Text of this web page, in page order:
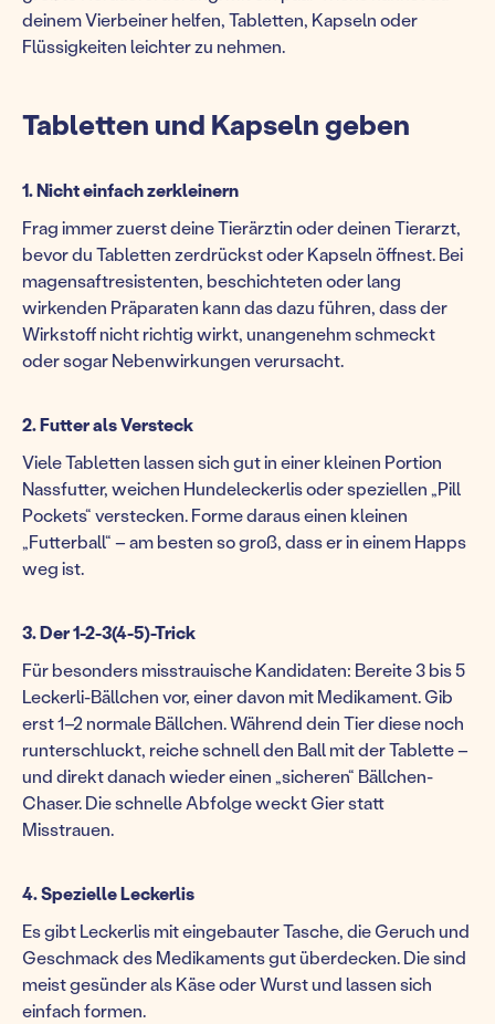
deinem Vierbeiner helfen, Tabletten, Kapseln oder
Flüssigkeiten leichter zu nehmen.
Tabletten und Kapseln geben
1. Nicht einfach zerkleinern
Frag immer zuerst deine Tierärztin oder deinen Tierarzt,
bevor du Tabletten zerdrückst oder Kapseln öffnest. Bei
magensaftresistenten, beschichteten oder lang
wirkenden Präparaten kann das dazu führen, dass der
Wirkstoff nicht richtig wirkt, unangenehm schmeckt
oder sogar Nebenwirkungen verursacht.
2. Futter als Versteck
Viele Tabletten lassen sich gut in einer kleinen Portion
Nassfutter, weichen Hundeleckerlis oder speziellen „Pill
Pockets“ verstecken. Forme daraus einen kleinen
„Futterball“ – am besten so groß, dass er in einem Happs
weg ist.
3. Der 1-2-3(4-5)-Trick
Für besonders misstrauische Kandidaten: Bereite 3 bis 5
Leckerli-Bällchen vor, einer davon mit Medikament. Gib
erst 1–2 normale Bällchen. Während dein Tier diese noch
runterschluckt, reiche schnell den Ball mit der Tablette –
und direkt danach wieder einen „sicheren“ Bällchen-
Chaser. Die schnelle Abfolge weckt Gier statt
Misstrauen.
4. Spezielle Leckerlis
Es gibt Leckerlis mit eingebauter Tasche, die Geruch und
Geschmack des Medikaments gut überdecken. Die sind
meist gesünder als Käse oder Wurst und lassen sich
einfach formen.